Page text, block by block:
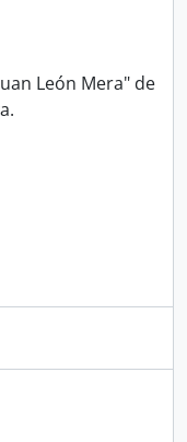
León Mera" de